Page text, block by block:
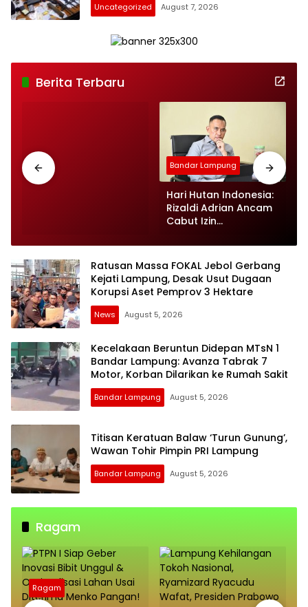
Uncategorized August 7, 2026
Berita Terbaru
Bandar Lampung
Hari Hutan Indonesia:
Rizaldi Adrian Ancam
Cabut Izin
Bukit di Bandar
Lampung
Ratusan Massa FOKAL Jebol Gerbang
Kejati Lampung, Desak Usut Dugaan
Korupsi Aset Pemprov 3 Hektare
News August 5, 2026
Kecelakaan Beruntun Didepan MTsN 1
Bandar Lampung: Avanza Tabrak 7
Motor, Korban Dilarikan ke Rumah Sakit
Bandar Lampung August 5, 2026
Titisan Keratuan Balaw ‘Turun Gunung’,
Wawan Tohir Pimpin PRI Lampung
Bandar Lampung August 5, 2026
Ragam
Ragam